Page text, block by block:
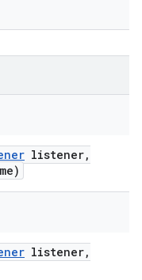
listener,
listener,